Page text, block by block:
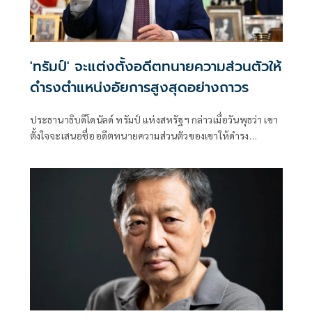
'ทรัมป์' จะแต่งตั้งอดีตทนายความส่วนตัวให้
ดำรงตำแหน่งอัยการสูงสุดอย่างถาวร
ประธานาธิบดีโดนัลด์ ทรัมป์ แห่งสหรัฐฯ กล่าวเมื่อวันพุธว่า เขา
ตั้งใจจะเสนอชื่ออดีตทนายความส่วนตัวของเขาให้ดำรง